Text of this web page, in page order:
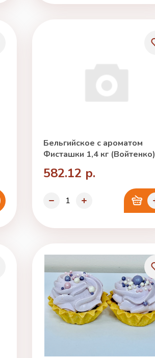
Бельгийское с ароматом
Фисташки 1,4 кг (Войтенко)
582.12 р.